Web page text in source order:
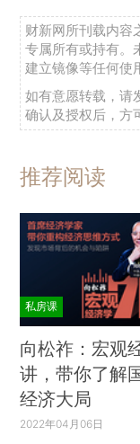
财新网所刊载内容
专属所有或持有。
建立镜像等任何使
如有意愿转载，请
确认及授权后，方
推荐阅读
私房课
向松祚：宏观
讲，带你了解
经济大局
2022年04月06日